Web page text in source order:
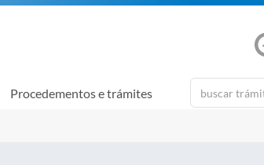
Procedementos e trámites